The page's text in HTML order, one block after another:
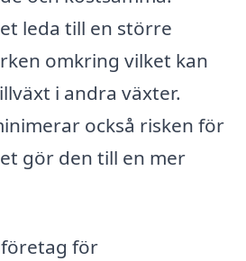
leda till en större
omkring vilket kan
i andra växter.
också risken för
gör den till en mer
för